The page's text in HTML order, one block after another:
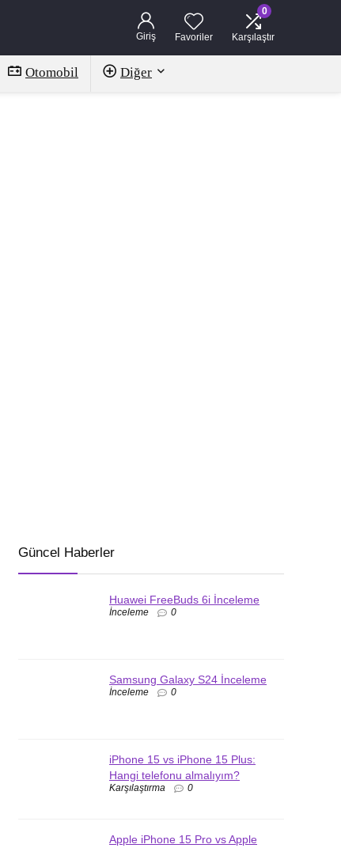
Giriş Favoriler
0
Karşılaştır
Otomobil Diğer
Güncel Haberler
Huawei FreeBuds 6i İnceleme
İnceleme 0
Samsung Galaxy S24 İnceleme
İnceleme 0
iPhone 15 vs iPhone 15 Plus:
Hangi telefonu almalıyım?
Karşılaştırma 0
Apple iPhone 15 Pro vs Apple